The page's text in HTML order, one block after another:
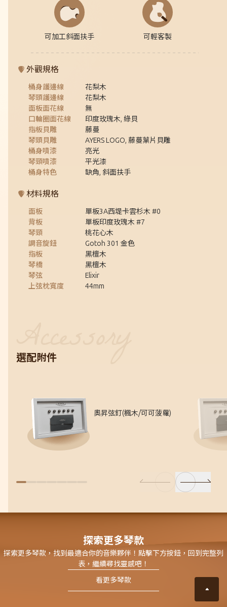
可加工斜面扶手 可輕客製
外觀規格
桶身護邊線
花梨木
琴頭護邊線
花梨木
面板面花線
無
口輪圈面花線
印度玫瑰木, 綠貝
指板貝雕
藤蔓
琴頭貝雕
AYERS LOGO, 藤蔓葉片貝雕
桶身噴漆
亮光
琴頸噴漆
平光漆
桶身特色
缺角, 斜面扶手
材料規格
面板
單板3A西堤卡雲杉木 #0
背板
單板印度玫瑰木 #7
琴頸
桃花心木
調音旋鈕
Gotoh 301 金色
指板
黑檀木
琴橋
黑檀木
琴弦
Elixir
上弦枕寬度
44mm
選配附件
奧昇弦釘(楓木/可可菠蘿)
探索更多琴款
探索更多琴款，找到最適合你的音樂夥伴！點擊下方按鈕，回到完整列
表，繼續尋找靈感吧！
看更多琴款